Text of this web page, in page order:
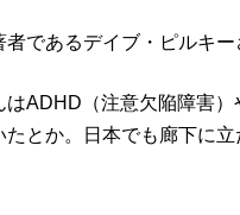
であるデイブ・ピルキー
はADHD（注意欠陥障害
たとか。日本でも廊下に